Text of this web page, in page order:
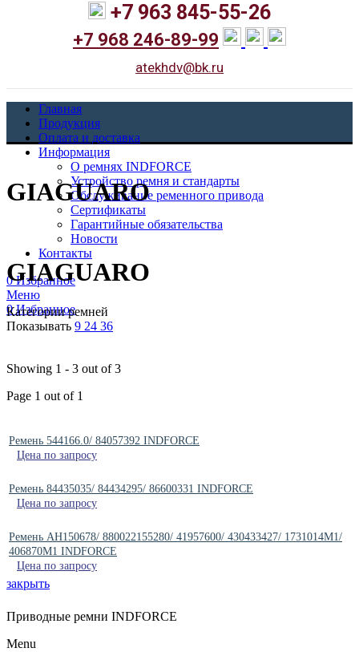
+7 963 845-55-26
+7 968 246-89-99
atekhdv@bk.ru
Главная
Продукция
Оплата и доставка
Информация
О ремнях INDFORCE
Устройство ремня и стандарты
Обслуживание ременного привода
Сертификаты
Гарантийные обязательства
Новости
Контакты
0Избранное
Меню
0Избранное
GIAGUARO
GIAGUARO
Категории ремней
Показывать 9 24 36
Showing 1 - 3 out of 3
Page 1 out of 1
Ремень 544166.0/ 84057392 INDFORCE
Цена по запросу
Ремень 84435035/ 84434295/ 86600331 INDFORCE
Цена по запросу
Ремень AH150678/ 880022155280/ 41957600/ 430433427/ 1731014M1/
406870M1 INDFORCE
Цена по запросу
закрыть
Приводные ремни INDFORCE
Menu